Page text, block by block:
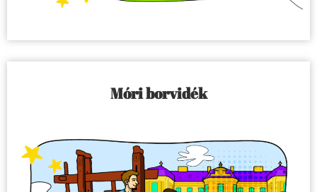
Móri borvidék